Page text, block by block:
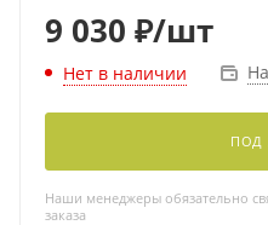
9 030 ₽/шт
Нет в наличии
ПОД
Наши менеджеры обязательно
заказа